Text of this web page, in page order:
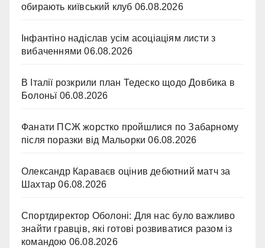
обирають київський клуб 06.08.2026
Інфантіно надіслав усім асоціаціям листи з
вибаченнями 06.08.2026
В Італії розкрили план Тедеско щодо Довбика в
Болоньї 06.08.2026
Фанати ПСЖ жорстко пройшлися по Забарному
після поразки від Мальорки 06.08.2026
Олександр Караваєв оцінив дебютний матч за
Шахтар 06.08.2026
Спортдиректор Оболоні: Для нас було важливо
знайти гравців, які готові розвиватися разом із
командою 06.08.2026